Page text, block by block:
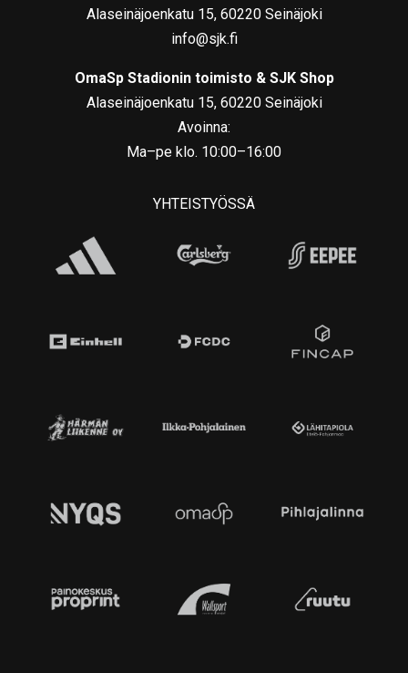
Alaseinäjoenkatu 15, 60220 Seinäjoki
info@sjk.fi
OmaSp Stadionin toimisto & SJK Shop
Alaseinäjoenkatu 15, 60220 Seinäjoki
Avoinna:
Ma–pe klo. 10:00–16:00
YHTEISTYÖSSÄ